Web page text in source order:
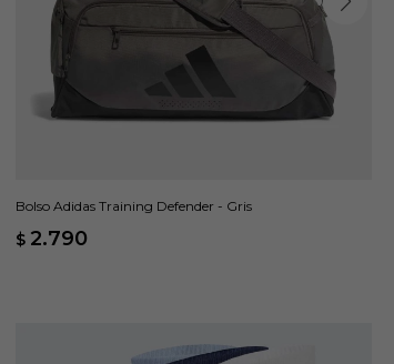
Bolso Adidas Training Defender - Gris
$ 2.790